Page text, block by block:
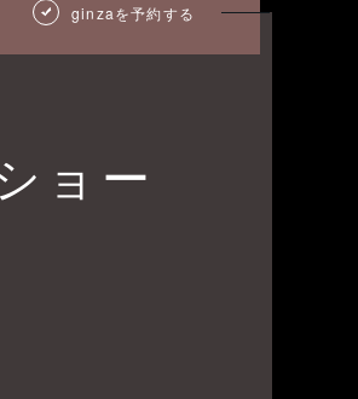
ginzaを予約する
ョー